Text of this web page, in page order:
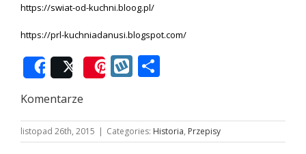
https://swiat-od-kuchni.bloog.pl/
https://prl-kuchniadanusi.blogspot.com/
SharePost SaveWykop
Komentarze
listopad 26th, 2015 | Categories: Historia, Przepisy